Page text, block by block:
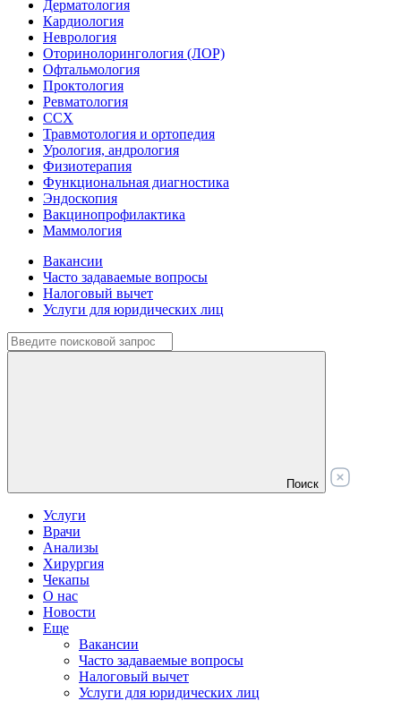
Дерматология
Кардиология
Неврология
Оторинолорингология (ЛОР)
Офтальмология
Проктология
Ревматология
ССХ
Травмотология и ортопедия
Урология, андрология
Физиотерапия
Функциональная диагностика
Эндоскопия
Вакцинопрофилактика
Маммология
Вакансии
Часто задаваемые вопросы
Налоговый вычет
Услуги для юридических лиц
Поиск
Услуги
Врачи
Анализы
Хирургия
Чекапы
О нас
Новости
Еще
Вакансии
Часто задаваемые вопросы
Налоговый вычет
Услуги для юридических лиц